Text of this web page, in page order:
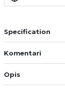
Specification
Komentari
Opis